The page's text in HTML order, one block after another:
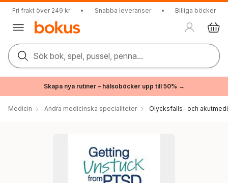
Fri frakt över 249 kr • Snabba leveranser • Billiga böcker
Sök bok, spel, pussel, penna...
Skapa nya rutiner – hälsoböcker upp till 50% →
Medicin Andra medicinska specialiteter Olycksfalls- och